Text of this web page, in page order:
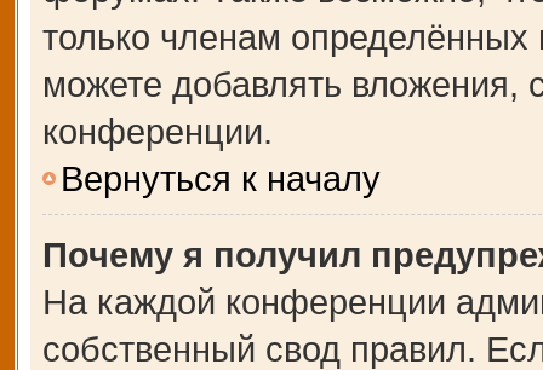
только членам
можете добавлять вложения,
конференции.
Вернуться к началу
Почему я получил
На каждой конференции
собственный свод правил.